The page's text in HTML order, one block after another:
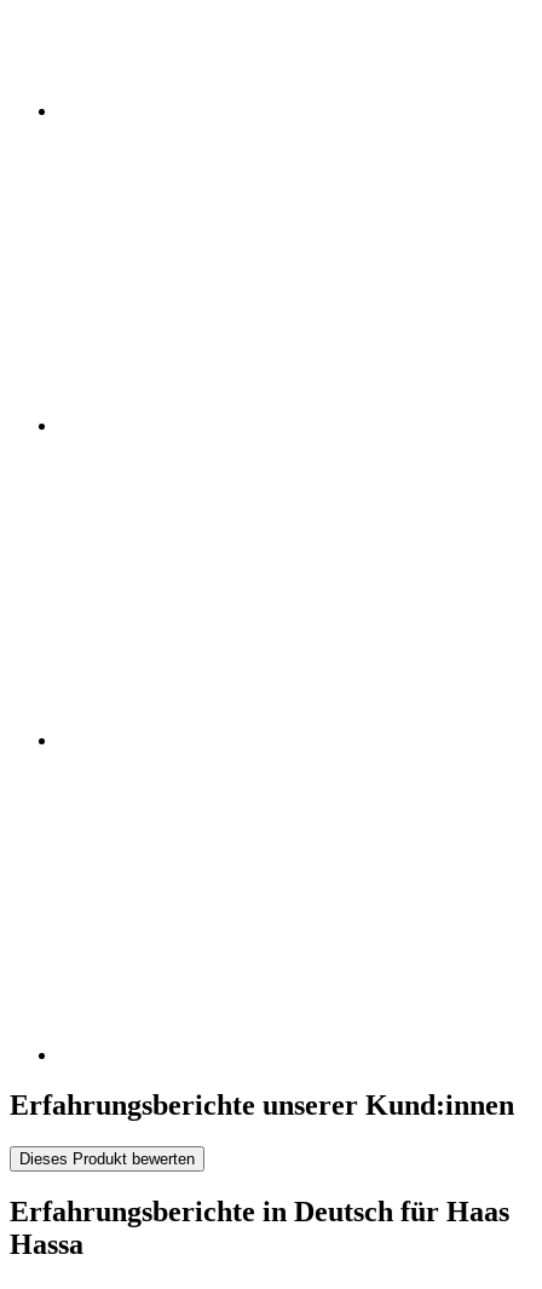
Erfahrungsberichte unserer Kund:innen
Dieses Produkt bewerten
Erfahrungsberichte in Deutsch für Haas
Hassa